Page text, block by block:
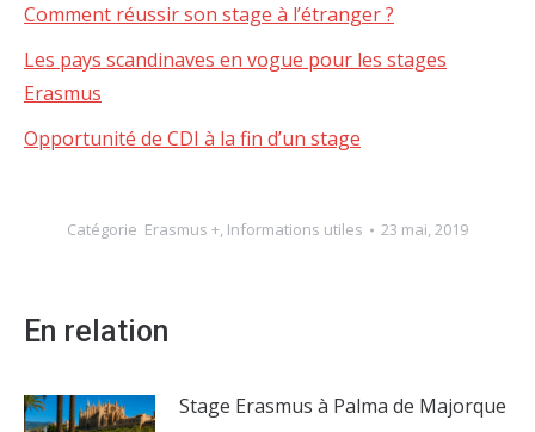
Comment réussir son stage à l’étranger ?
Les pays scandinaves en vogue pour les stages
Erasmus
Opportunité de CDI à la fin d’un stage
Catégorie Erasmus +, Informations utiles 23 mai, 2019
En relation
Stage Erasmus à Palma de Majorque